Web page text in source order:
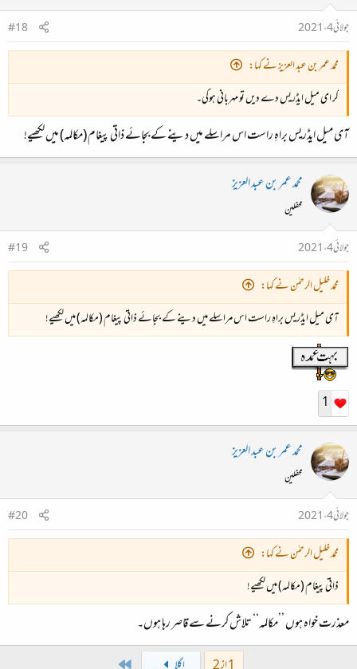
جولائی 4، 2021
#18
محمد عمر بن عبد العزیز نے کہا:
گر ای میل ایڈریس دے دیں تو مہربانی ہوگی۔
آی میل ایڈریس براہِ راست اس مراسلے میں دینے کے بجائے ذاتی پیغام (مکالمہ) میں لکھیے!
محمد عمر بن عبد العزیز
محفلین
جولائی 4، 2021
#19
محمد خلیل الرحمٰن نے کہا:
آی میل ایڈریس براہِ راست اس مراسلے میں دینے کے بجائے ذاتی پیغام (مکالمہ) میں لکھیے!
1
محمد عمر بن عبد العزیز
محفلین
جولائی 4، 2021
#20
محمد خلیل الرحمٰن نے کہا:
ذاتی پیغام (مکالمہ) میں لکھیے!
معذرت خواہ ہوں ’’مکالمہ‘‘ تلاش کرنے سے قاصر رہا ہوں۔